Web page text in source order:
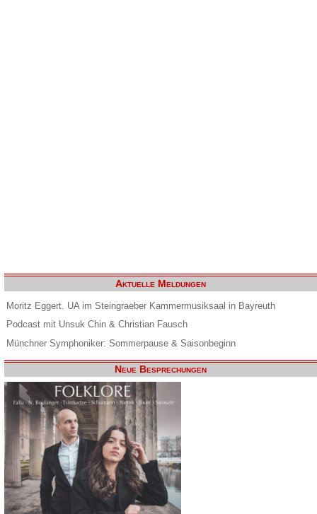
Aktuelle Meldungen
Moritz Eggert. UA im Steingraeber Kammermusiksaal in Bayreuth
Podcast mit Unsuk Chin & Christian Fausch
Münchner Symphoniker: Sommerpause & Saisonbeginn
Neue Besprechungen